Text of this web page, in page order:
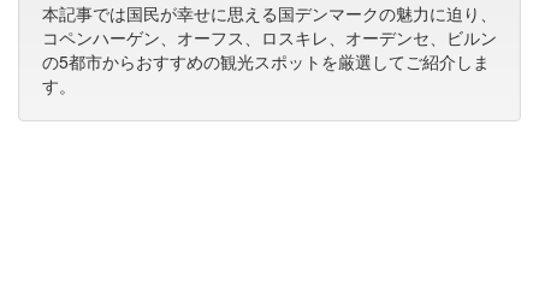
本記事では国民が幸せに思える国デンマークの魅力に迫り、
コペンハーゲン、オーフス、ロスキレ、オーデンセ、ビルン
の5都市からおすすめの観光スポットを厳選してご紹介しま
す。